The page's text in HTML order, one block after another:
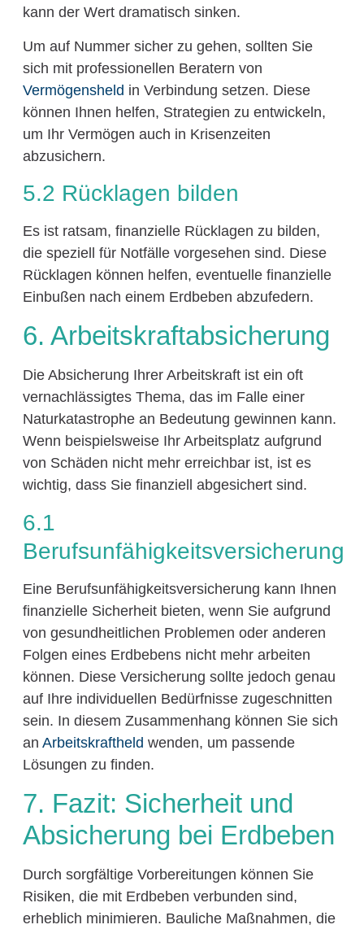
kann der Wert dramatisch sinken.
Um auf Nummer sicher zu gehen, sollten Sie
sich mit professionellen Beratern von
Vermögensheld in Verbindung setzen. Diese
können Ihnen helfen, Strategien zu entwickeln,
um Ihr Vermögen auch in Krisenzeiten
abzusichern.
5.2 Rücklagen bilden
Es ist ratsam, finanzielle Rücklagen zu bilden,
die speziell für Notfälle vorgesehen sind. Diese
Rücklagen können helfen, eventuelle finanzielle
Einbußen nach einem Erdbeben abzufedern.
6. Arbeitskraftabsicherung
Die Absicherung Ihrer Arbeitskraft ist ein oft
vernachlässigtes Thema, das im Falle einer
Naturkatastrophe an Bedeutung gewinnen kann.
Wenn beispielsweise Ihr Arbeitsplatz aufgrund
von Schäden nicht mehr erreichbar ist, ist es
wichtig, dass Sie finanziell abgesichert sind.
6.1
Berufsunfähigkeitsversicherung
Eine Berufsunfähigkeitsversicherung kann Ihnen
finanzielle Sicherheit bieten, wenn Sie aufgrund
von gesundheitlichen Problemen oder anderen
Folgen eines Erdbebens nicht mehr arbeiten
können. Diese Versicherung sollte jedoch genau
auf Ihre individuellen Bedürfnisse zugeschnitten
sein. In diesem Zusammenhang können Sie sich
an Arbeitskraftheld wenden, um passende
Lösungen zu finden.
7. Fazit: Sicherheit und
Absicherung bei Erdbeben
Durch sorgfältige Vorbereitungen können Sie
Risiken, die mit Erdbeben verbunden sind,
erheblich minimieren. Bauliche Maßnahmen, die